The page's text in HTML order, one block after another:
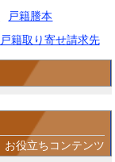
戸籍謄本
戸籍取り寄せ請求先
お役立ちコンテンツ